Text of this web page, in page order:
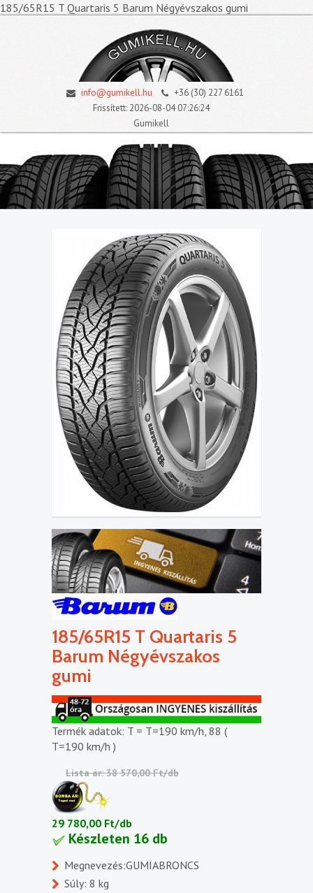
185/65R15 T Quartaris 5 Barum Négyévszakos gumi
info@gumikell.hu
+36 (30) 227 6161
Frissített: 2026-08-04 07:26:24
Gumikell
185/65R15 T Quartaris 5
Barum Négyévszakos
gumi
Termék adatok: T = T=190 km/h, 88 (
T=190 km/h )
Lista ár: 38 570,00 Ft/db
29 780,00 Ft/db
Készleten 16 db
Megnevezés:GUMIABRONCS
Súly: 8 kg